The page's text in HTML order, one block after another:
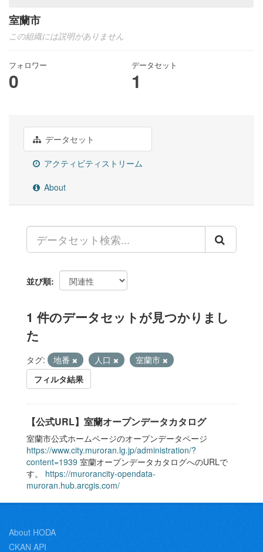
室蘭市
この組織には説明がありません
フォロワー
0
データセット
1
データセット
アクティビティストリーム
About
並び順
1 件のデータセットが見つかりまし
た
タグ: 地番 人口
室蘭市
フィルタ結果
【公式URL】室蘭オープンデータカタログ
室蘭市公式ホームページのオープンデータページ
https://www.city.muroran.lg.jp/administration/?
content=1939 室蘭オープンデータカタログへのURLで
す。 https://murorancity-opendata-
muroran.hub.arcgis.com/
About HODA
CKAN API